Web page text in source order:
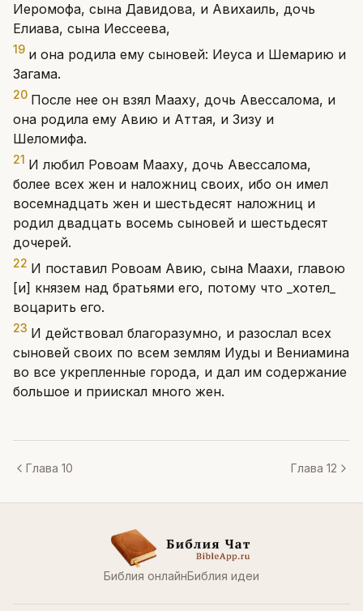
Иеромофа, сына Давидова, и Авихаиль, дочь
Елиава, сына Иессеева,
19 и она родила ему сыновей: Иеуса и Шемарию и
Загама.
20 После нее он взял Мааху, дочь Авессалома, и
она родила ему Авию и Аттая, и Зизу и
Шеломифа.
21 И любил Ровоам Мааху, дочь Авессалома,
более всех жен и наложниц своих, ибо он имел
восемнадцать жен и шестьдесят наложниц и
родил двадцать восемь сыновей и шестьдесят
дочерей.
22 И поставил Ровоам Авию, сына Маахи, главою
[и] князем над братьями его, потому что _хотел_
воцарить его.
23 И действовал благоразумно, и разослал всех
сыновей своих по всем землям Иуды и Вениамина
во все укрепленные города, и дал им содержание
большое и приискал много жен.
Глава 10 Глава 12
Библия онлайнБиблия идеи